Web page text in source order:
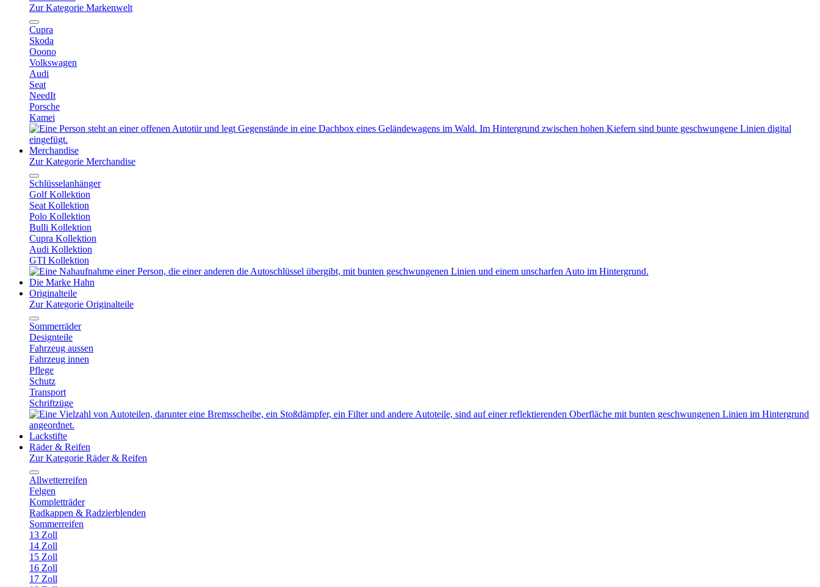
Zur Kategorie Markenwelt
Cupra
Skoda
Ooono
Volkswagen
Audi
Seat
NeedIt
Porsche
Kamei
Merchandise
Zur Kategorie Merchandise
Schlüsselanhänger
Golf Kollektion
Seat Kollektion
Polo Kollektion
Bulli Kollektion
Cupra Kollektion
Audi Kollektion
GTI Kollektion
Die Marke Hahn
Originalteile
Zur Kategorie Originalteile
Sommerräder
Designteile
Fahrzeug aussen
Fahrzeug innen
Pflege
Schutz
Transport
Schriftzüge
Lackstifte
Räder & Reifen
Zur Kategorie Räder & Reifen
Allwetterreifen
Felgen
Kompletträder
Radkappen & Radzierblenden
Sommerreifen
13 Zoll
14 Zoll
15 Zoll
16 Zoll
17 Zoll